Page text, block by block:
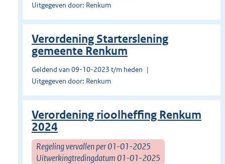
Uitgegeven door: Renkum
Verordening Starterslening
gemeente Renkum
Geldend van 09-10-2023 t/m heden
Uitgegeven door: Renkum
Verordening rioolheffing Renkum
2024
Regeling vervallen per 01-01-2025
Uitwerkingtredingdatum 01-01-2025